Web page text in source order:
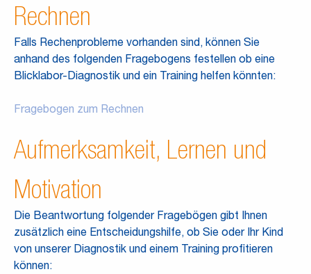
Rechnen
Falls Rechenprobleme vorhanden sind, können Sie
anhand des folgenden Fragebogens festellen ob eine
Blicklabor-Diagnostik und ein Training helfen könnten:
Fragebogen zum Rechnen
Aufmerksamkeit, Lernen und
Motivation
Die Beantwortung folgender Fragebögen gibt Ihnen
zusätzlich eine Entscheidungshilfe, ob Sie oder Ihr Kind
von unserer Diagnostik und einem Training profitieren
können: